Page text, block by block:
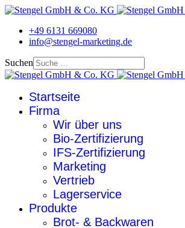
+49 6131 669080
info@stengel-marketing.de
Suchen
Startseite
Firma
Wir über uns
Bio-Zertifizierung
IFS-Zertifizierung
Marketing
Vertrieb
Lagerservice
Produkte
Brot- & Backwaren